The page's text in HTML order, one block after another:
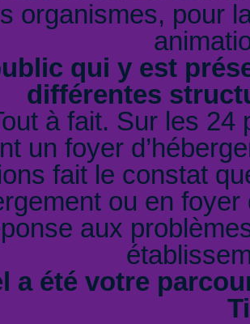
organismes, pour
qui y est
différentes
à fait. Sur les 24
un foyer
fait le constat
ou en
aux
a été votre